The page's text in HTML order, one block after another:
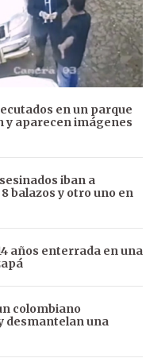
en un parque
y aparecen imágenes
iban a
balazos y otro uno en
años enterrada en una
colombiano
desmantelan una